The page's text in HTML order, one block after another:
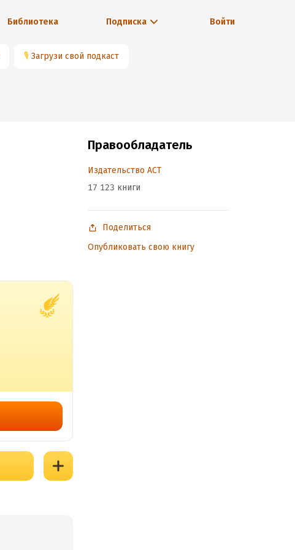
Библиотека Подписка Войти
🎙 Загрузи свой подкаст
Правообладатель
Издательство АСТ
17 123 книги
Поделиться
Опубликовать свою книгу